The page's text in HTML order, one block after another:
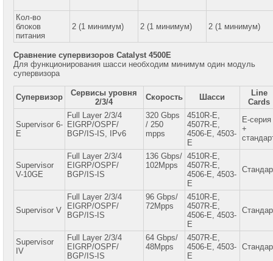
Viber:
+7
(985)
768-
8583
Александр
Крюков
Mobile:
+7
158-
0005
+7
(916)
0005
WhatsApp:
(916)
158-
0005
Кол-во
блоков
питания
2 (1 минимум) 2 (1 минимум) 2 (1 минимум)
Сравнение супервизоров Catalyst 4500E
Для функционирования шасси необходим минимум один модуль
супервизора
Супервизор
Сервисы уровня
2/3/4
Скорость Шасси
Line
Cards
Supervisor 6-
E
Full Layer 2/3/4
EIGRP/OSPF/
BGP/IS-IS, IPv6
320 Gbps
/ 250
mpps
4510R-E,
4507R-E,
4506-E, 4503-
E
E-серия
+
Supervisor
V-10GE
Full Layer 2/3/4
EIGRP/OSPF/
BGP/IS-IS
136 Gbps/
102Mpps
4510R-E,
4507R-E,
4506-E, 4503-
E
Supervisor V
Full Layer 2/3/4
EIGRP/OSPF/
BGP/IS-IS
96 Gbps/
72Mpps
4510R-E,
4507R-E,
4506-E, 4503-
E
Supervisor
IV
Full Layer 2/3/4
EIGRP/OSPF/
BGP/IS-IS
64 Gbps/
48Mpps
4507R-E,
4506-E, 4503-
E